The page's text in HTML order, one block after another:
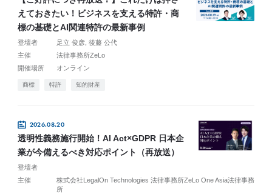
えておきたい！ビジネスを支える特許・商
標の基礎とAI関連特許の最新事例
登壇者 足立 俊彦 後藤 公代
主催
法律事務所ZeLo
開催場所
オンライン
商標 特許 知的財産
2026.08.20
透明性義務施行開始！AI Act×GDPR 日本企
業が今備えるべき対応ポイント（再放送）
登壇者
主催
株式会社LegalOn Technologies 法律事務所ZeLo One Asia法律事務
所